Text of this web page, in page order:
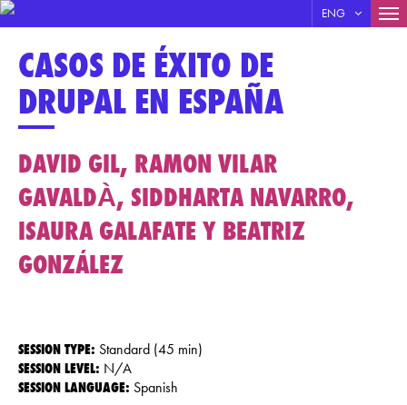
main
content
ENG
CASOS DE ÉXITO DE
DRUPAL EN ESPAÑA
DAVID GIL, RAMON VILAR
GAVALDÀ, SIDDHARTA NAVARRO,
ISAURA GALAFATE Y BEATRIZ
GONZÁLEZ
SESSION TYPE: Standard (45 min)
SESSION LEVEL: N/A
SESSION LANGUAGE: Spanish